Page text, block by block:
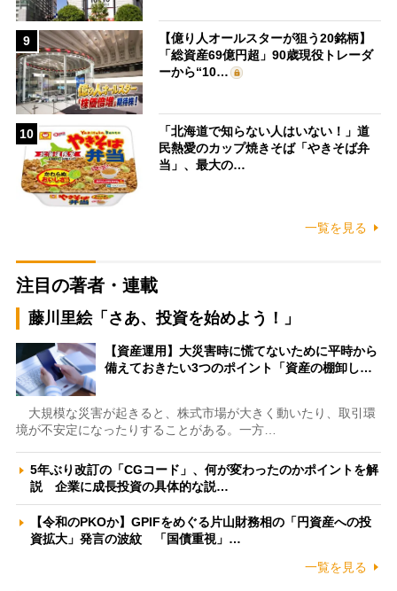
9
【億り人オールスターが狙う20銘柄】
「総資産69億円超」90歳現役トレーダ
ーから“10…
10
「北海道で知らない人はいない！」道
民熱愛のカップ焼きそば「やきそば弁
当」、最大の…
一覧を見る
注目の著者・連載
藤川里絵「さあ、投資を始めよう！」
【資産運用】大災害時に慌てないために平時から
備えておきたい3つのポイント「資産の棚卸し…
大規模な災害が起きると、株式市場が大きく動いたり、取引環
境が不安定になったりすることがある。一方…
5年ぶり改訂の「CGコード」、何が変わったのかポイントを解
説 企業に成長投資の具体的な説…
【令和のPKOか】GPIFをめぐる片山財務相の「円資産への投
資拡大」発言の波紋 「国債重視」…
一覧を見る